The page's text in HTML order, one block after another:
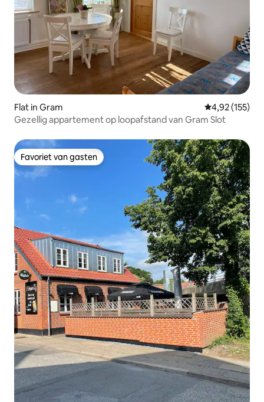
Flat in Gram Gemiddelde
4,92 (155)
Gezellig appartement op loopafstand van Gram Slot
Favoriet van gasten
Favoriet van gasten